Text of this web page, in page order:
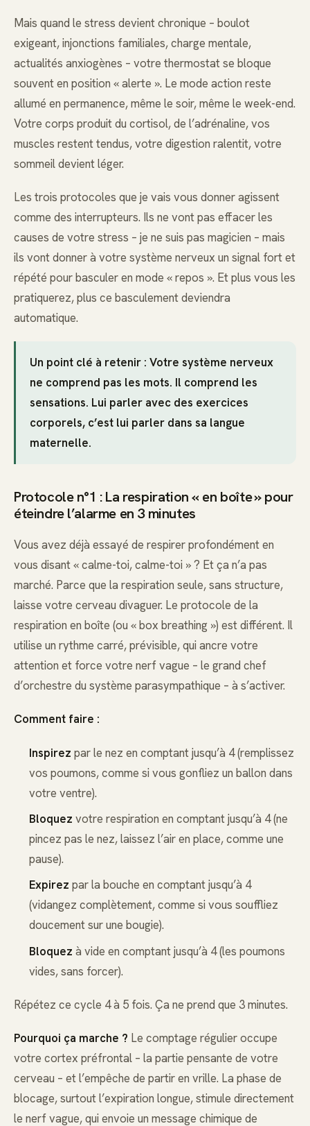
Mais quand le stress devient chronique – boulot
exigeant, injonctions familiales, charge mentale,
actualités anxiogènes – votre thermostat se bloque
souvent en position « alerte ». Le mode action reste
allumé en permanence, même le soir, même le week-end.
Votre corps produit du cortisol, de l’adrénaline, vos
muscles restent tendus, votre digestion ralentit, votre
sommeil devient léger.
Les trois protocoles que je vais vous donner agissent
comme des interrupteurs. Ils ne vont pas effacer les
causes de votre stress – je ne suis pas magicien – mais
ils vont donner à votre système nerveux un signal fort et
répété pour basculer en mode « repos ». Et plus vous les
pratiquerez, plus ce basculement deviendra
automatique.
Un point clé à retenir : Votre système nerveux
ne comprend pas les mots. Il comprend les
sensations. Lui parler avec des exercices
corporels, c’est lui parler dans sa langue
maternelle.
Protocole n°1 : La respiration « en boîte » pour
éteindre l’alarme en 3 minutes
Vous avez déjà essayé de respirer profondément en
vous disant « calme-toi, calme-toi » ? Et ça n’a pas
marché. Parce que la respiration seule, sans structure,
laisse votre cerveau divaguer. Le protocole de la
respiration en boîte (ou « box breathing ») est différent. Il
utilise un rythme carré, prévisible, qui ancre votre
attention et force votre nerf vague – le grand chef
d’orchestre du système parasympathique – à s’activer.
Comment faire :
Inspirez par le nez en comptant jusqu’à 4 (remplissez
vos poumons, comme si vous gonfliez un ballon dans
votre ventre).
Bloquez votre respiration en comptant jusqu’à 4 (ne
pincez pas le nez, laissez l’air en place, comme une
pause).
Expirez par la bouche en comptant jusqu’à 4
(vidangez complètement, comme si vous souffliez
doucement sur une bougie).
Bloquez à vide en comptant jusqu’à 4 (les poumons
vides, sans forcer).
Répétez ce cycle 4 à 5 fois. Ça ne prend que 3 minutes.
Pourquoi ça marche ? Le comptage régulier occupe
votre cortex préfrontal – la partie pensante de votre
cerveau – et l’empêche de partir en vrille. La phase de
blocage, surtout l’expiration longue, stimule directement
le nerf vague, qui envoie un message chimique de